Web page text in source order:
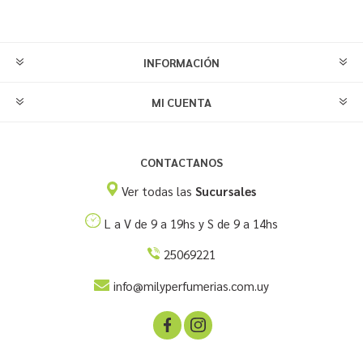
INFORMACIÓN
MI CUENTA
CONTACTANOS
Ver todas las Sucursales
L a V de 9 a 19hs y S de 9 a 14hs
25069221
info@milyperfumerias.com.uy